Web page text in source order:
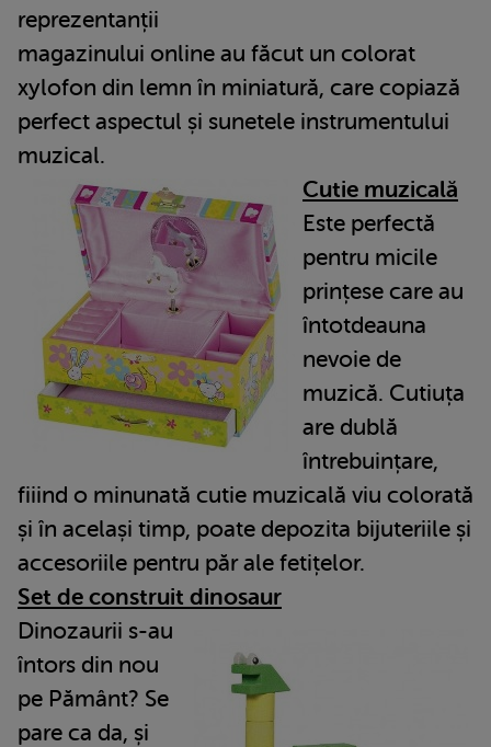
reprezentanții
magazinului online au făcut un colorat
xylofon din lemn în miniatură, care copiază
perfect aspectul și sunetele instrumentului
muzical.
Cutie muzicală
Este perfectă
pentru micile
prințese care au
întotdeauna
nevoie de
muzică. Cutiuța
are dublă
întrebuințare,
fiiind o minunată cutie muzicală viu colorată
și în același timp, poate depozita bijuteriile și
accesoriile pentru păr ale fetițelor.
Set de construit dinosaur
Dinozaurii s-au
întors din nou
pe Pământ? Se
pare ca da, și